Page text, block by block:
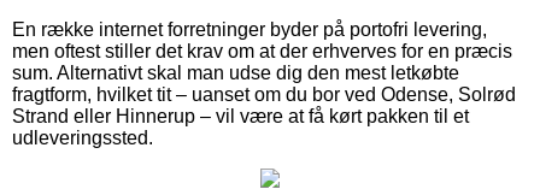
En række internet forretninger byder på portofri levering,
men oftest stiller det krav om at der erhverves for en præcis
sum. Alternativt skal man udse dig den mest letkøbte
fragtform, hvilket tit – uanset om du bor ved Odense, Solrød
Strand eller Hinnerup – vil være at få kørt pakken til et
udleveringssted.